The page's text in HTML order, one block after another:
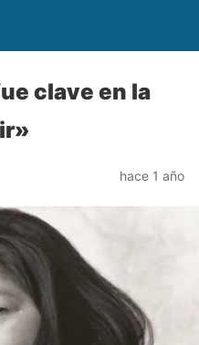
clave en la
hace 1 año